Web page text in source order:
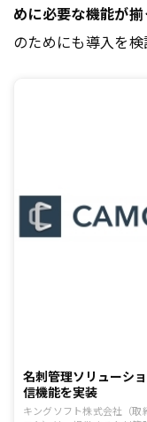
めに必要な機能が
のためにも導入を検
名刺管理ソリューシ
信機能を実装
キングソフト株式会社（取